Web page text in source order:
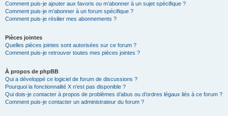
Comment puis-je ajouter aux favoris ou m’abonner à un sujet spécifique ?
Comment puis-je m’abonner à un forum spécifique ?
Comment puis-je résilier mes abonnements ?
Pièces jointes
Quelles pièces jointes sont autorisées sur ce forum ?
Comment puis-je retrouver toutes mes pièces jointes ?
À propos de phpBB
Qui a développé ce logiciel de forum de discussions ?
Pourquoi la fonctionnalité X n’est pas disponible ?
Qui dois-je contacter à propos de problèmes d’abus ou d’ordres légaux liés à ce forum ?
Comment puis-je contacter un administrateur du forum ?